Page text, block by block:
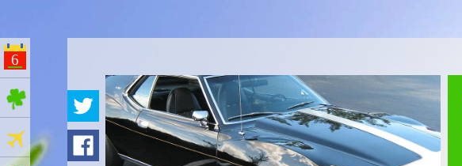
6
ges Feiertage
Ferien